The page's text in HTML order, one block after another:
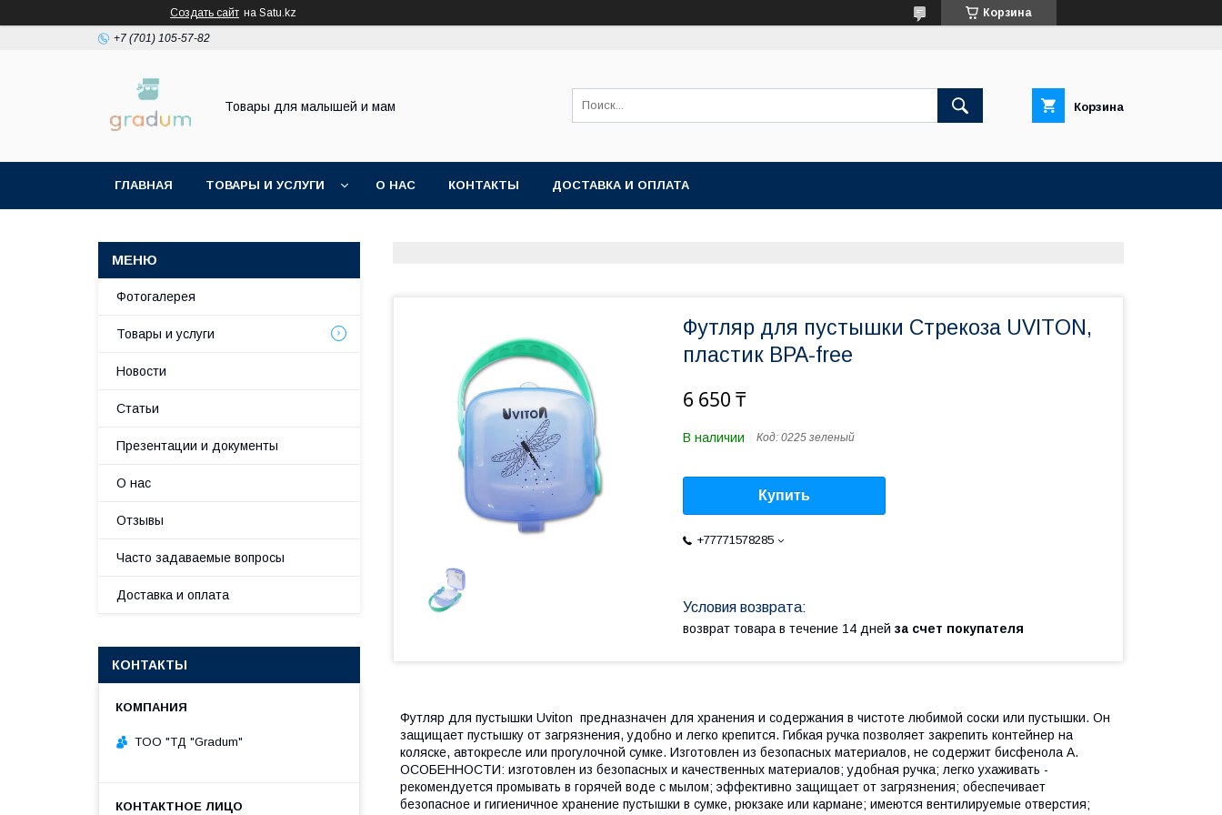
Создать сайт на Satu.kz Корзина
+7 (701) 105-57-82
Товары для малышей и мам Корзина
ГЛАВНАЯ ТОВАРЫ И УСЛУГИ О НАС КОНТАКТЫ ДОСТАВКА И ОПЛАТА
Футляр для пустышки Стрекоза UVITON,
пластик BPA-free
6 650 ₸
В наличии Код: 0225 зеленый
Купить
+77771578285
возврат товара в течение 14 дней за счет покупателя
Футляр для пустышки Uviton предназначен для хранения и содержания в чистоте любимой соски или пустышки. Он
защищает пустышку от загрязнения, удобно и легко крепится. Гибкая ручка позволяет закрепить контейнер на
коляске, автокресле или прогулочной сумке. Изготовлен из безопасных материалов, не содержит бисфенола А.
ОСОБЕННОСТИ: изготовлен из безопасных и качественных материалов; удобная ручка; легко ухаживать -
рекомендуется промывать в горячей воде с мылом; эффективно защищает от загрязнения; обеспечивает
безопасное и гигиеничное хранение пустышки в сумке, рюкзаке или кармане; имеются вентилируемые отверстия;
Фотогалерея
Товары и услуги
Новости
Статьи
Презентации и документы
О нас
Отзывы
Часто задаваемые вопросы
Доставка и оплата
КОНТАКТЫ
TOO "ТД "Gradum"